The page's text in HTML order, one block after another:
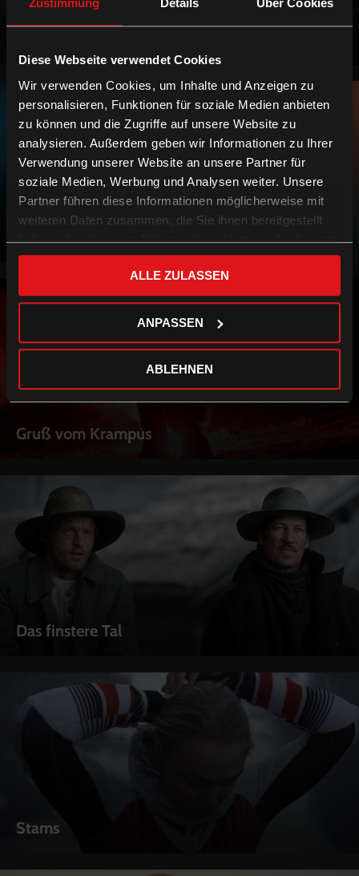
Zustimmung Details Über Cookies
Diese Webseite verwendet Cookies
Wir verwenden Cookies, um Inhalte und Anzeigen zu
personalisieren, Funktionen für soziale Medien anbieten
zu können und die Zugriffe auf unsere Website zu
analysieren. Außerdem geben wir Informationen zu Ihrer
Verwendung unserer Website an unsere Partner für
soziale Medien, Werbung und Analysen weiter. Unsere
Partner führen diese Informationen möglicherweise mit
weiteren Daten zusammen, die Sie ihnen bereitgestellt
haben oder die sie im Rahmen Ihrer Nutzung der Dienste
gesammelt haben.
ALLE ZULASSEN
ANPASSEN
ABLEHNEN
Gruß vom Krampus
Das finstere Tal
Stams